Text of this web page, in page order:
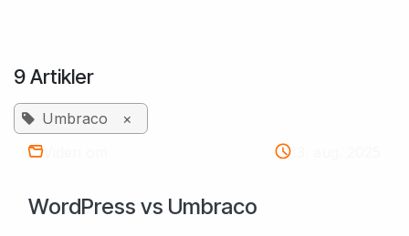
9 Artikler
Umbraco
×
Viden om
13. aug. 2025
​WordPress vs Umbraco